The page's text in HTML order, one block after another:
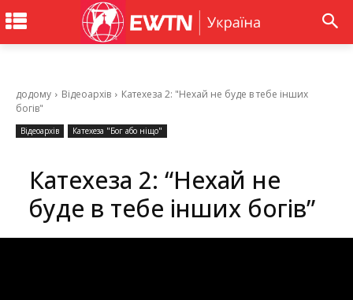
додому Відеоархів
Катехеза 2: "Нехай не буде в тебе інших
богів"
Відеоархів Катехеза "Бог або ніщо"
Катехеза 2: “Нехай не
буде в тебе інших богів”